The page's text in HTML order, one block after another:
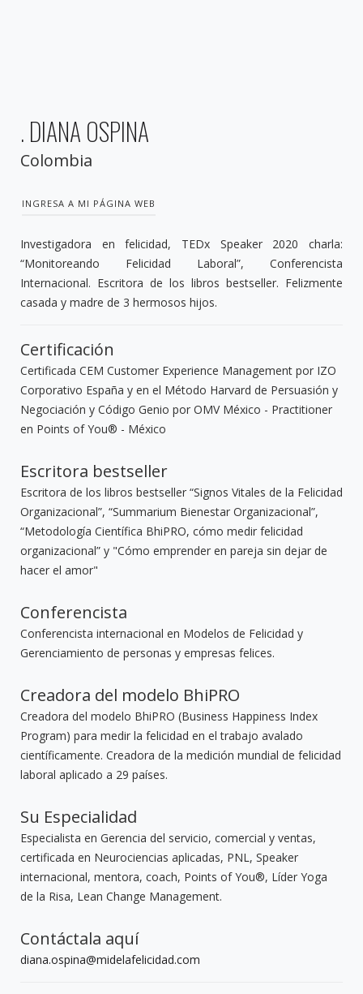
. DIANA OSPINA
Colombia
INGRESA A MI PÁGINA WEB
Investigadora en felicidad, TEDx Speaker 2020 charla:
“Monitoreando Felicidad Laboral”, Conferencista
Internacional. Escritora de los libros bestseller. Felizmente
casada y madre de 3 hermosos hijos.
Certificación
Certificada CEM Customer Experience Management por IZO
Corporativo España y en el Método Harvard de Persuasión y
Negociación y Código Genio por OMV México - Practitioner
en Points of You® - México
Escritora bestseller
Escritora de los libros bestseller “Signos Vitales de la Felicidad
Organizacional”, “Summarium Bienestar Organizacional”,
“Metodología Científica BhiPRO, cómo medir felicidad
organizacional” y "Cómo emprender en pareja sin dejar de
hacer el amor"
Conferencista
Conferencista internacional en Modelos de Felicidad y
Gerenciamiento de personas y empresas felices.
Creadora del modelo BhiPRO
Creadora del modelo BhiPRO (Business Happiness Index
Program) para medir la felicidad en el trabajo avalado
científicamente. Creadora de la medición mundial de felicidad
laboral aplicado a 29 países.
Su Especialidad
Especialista en Gerencia del servicio, comercial y ventas,
certificada en Neurociencias aplicadas, PNL, Speaker
internacional, mentora, coach, Points of You®, Líder Yoga
de la Risa, Lean Change Management.
Contáctala aquí
diana.ospina@midelafelicidad.com